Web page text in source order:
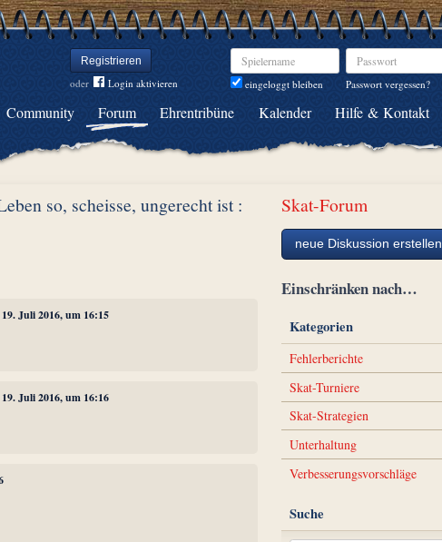
Registrieren
oder Login aktivieren
Spielername
eingeloggt bleiben
Passwort
Passwort vergessen?
Community Forum Ehrentribüne Kalender Hilfe & Kontakt
so, scheisse, ungerecht ist :
Juli 2016, um 16:15
Juli 2016, um 16:16
Skat-Forum
neue Diskussion erstellen
Einschränken nach…
Kategorien
Fehlerberichte
Skat-Turniere
Skat-Strategien
Unterhaltung
Verbesserungsvorschläge
Suche